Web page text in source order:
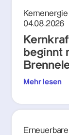
Kernenergie
04.08.2026
beginnt
Mehr lesen